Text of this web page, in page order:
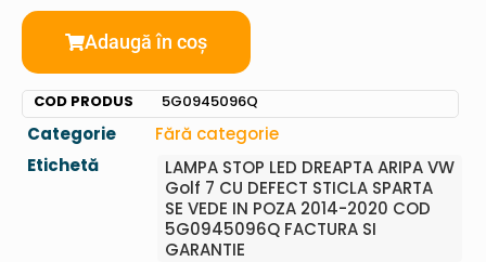
Adaugă în coș
COD PRODUS 5G0945096Q
Categorie
Fără categorie
Etichetă
LAMPA STOP LED DREAPTA ARIPA VW
Golf 7 CU DEFECT STICLA SPARTA
SE VEDE IN POZA 2014-2020 COD
5G0945096Q FACTURA SI
GARANTIE